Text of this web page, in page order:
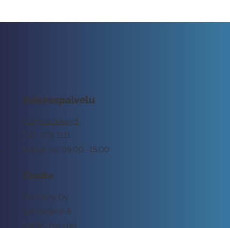
Asiakaspalvelu
tuki@rockway.fi
Arkisin klo 09:00 -15:00
045 7731 1111
Osoite
Rockway Oy
Lemuntie 3-5
00510 Helsinki